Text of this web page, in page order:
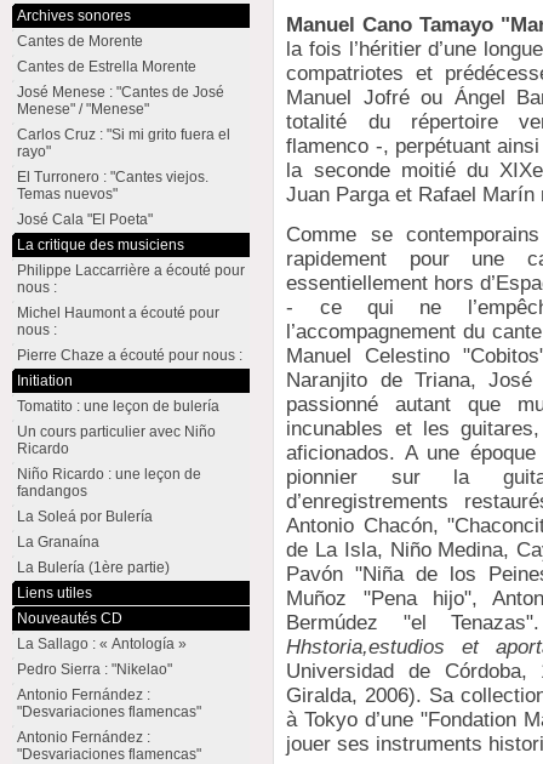
Manuel Cano Tamayo
la fois l’héritier d’une
compatriotes et
Manuel Jofré ou Ángel
totalité du répertoire
flamenco -, perpétuant
la seconde moitié du
Juan Parga et Rafael Marín
Comme se
rapidement pour une
essentiellement hors
- ce qui ne
l’accompagnement du
Manuel Celestino
Naranjito de Triana,
passionné autant que
incunables et les
aficionados. A une
pionnier sur la
d’enregistrements
Antonio Chacón,
de La Isla, Niño Medina,
Pavón "Niña de los
Muñoz "Pena hijo",
Bermúdez "el
Hhstoria,estudios et
Universidad de
Giralda, 2006). Sa
à Tokyo d’une "Fondation
jouer ses instruments
Archives sonores
Cantes de Morente
Cantes de Estrella Morente
José Menese : "Cantes de José
Menese" / "Menese"
Carlos Cruz : "Si mi grito fuera el
rayo"
El Turronero : "Cantes viejos.
Temas nuevos"
José Cala "El Poeta"
La critique des musiciens
Philippe Laccarrière a écouté pour
nous :
Michel Haumont a écouté pour
nous :
Pierre Chaze a écouté pour nous :
Initiation
Tomatito : une leçon de bulería
Un cours particulier avec Niño
Ricardo
Niño Ricardo : une leçon de
fandangos
La Soleá por Bulería
La Granaína
La Bulería (1ère partie)
Liens utiles
Nouveautés CD
La Sallago : « Antología »
Pedro Sierra : "Nikelao"
Antonio Fernández :
"Desvariaciones flamencas"
Antonio Fernández :
"Desvariaciones flamencas"